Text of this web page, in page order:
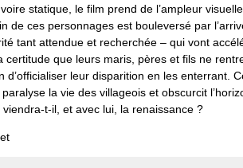
statique, le film prend de l’ampleur
de ces personnages est bouleversé par
tant attendue et recherchée – qui vont
certitude que leurs maris, pères et fils ne
d’officialiser leur disparition en les enterrant.
la vie des villageois et obscurcit
t-il, et avec lui, la renaissance ?